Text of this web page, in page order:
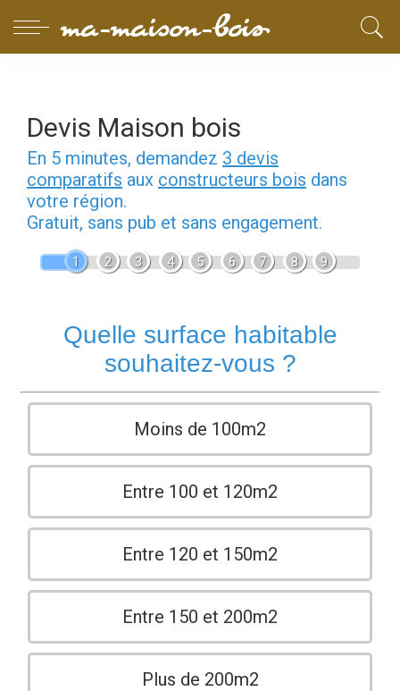
Devis Maison bois
En 5 minutes, demandez 3 devis
comparatifs aux constructeurs bois dans
votre région.
Gratuit, sans pub et sans engagement.
1 2 3 4 5 6 7 8 9
Quelle surface habitable
souhaitez-vous ?
Moins de 100m2
Entre 100 et 120m2
Entre 120 et 150m2
Entre 150 et 200m2
Plus de 200m2